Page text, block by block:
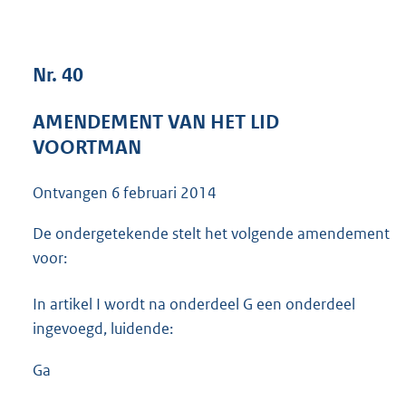
Nr. 40
AMENDEMENT VAN HET LID
VOORTMAN
Ontvangen 6 februari 2014
De ondergetekende stelt het volgende amendement
voor:
In artikel I wordt na onderdeel G een onderdeel
ingevoegd, luidende:
Ga